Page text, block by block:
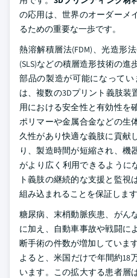
の応用は、世界のオーダーメ
るための重要な一歩です。
熱溶解積層法(FDM)、光造形
(SLS)などの積層造形技術の
部品の製造が可能になってい
は、複数の3Dプリント義肢装
用における安全性と有効性を
ポリマーや金属合金などの生
久性があり快適な義肢に貢献
り、製造時間が短縮され、機
がより広く利用できるように
ト義肢の継続的な支援と監視
組み込まれることを保証します
糖尿病、末梢動脈疾患、がん
に加え、自動車事故や戦闘に
断手術の件数が増加していま
よると、米国だけで年間約18
います。この拡大する患者層